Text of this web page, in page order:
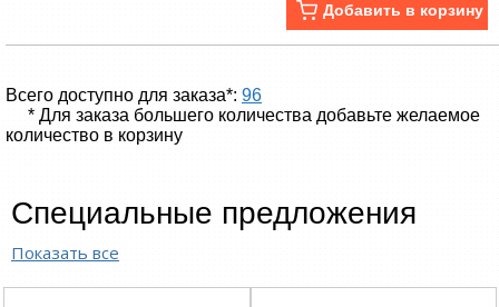
Добавить в корзину
Всего доступно для заказа*: 96
* Для заказа большего количества добавьте желаемое
количество в корзину
Специальные предложения
Показать все